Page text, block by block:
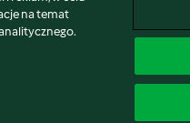
na temat